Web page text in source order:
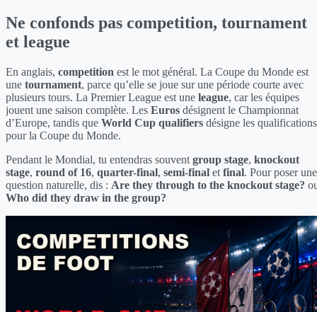
Ne confonds pas competition, tournament
et league
En anglais, competition est le mot général. La Coupe du Monde est
une tournament, parce qu’elle se joue sur une période courte avec
plusieurs tours. La Premier League est une league, car les équipes
jouent une saison complète. Les Euros désignent le Championnat
d’Europe, tandis que World Cup qualifiers désigne les qualifications
pour la Coupe du Monde.
Pendant le Mondial, tu entendras souvent group stage, knockout
stage, round of 16, quarter-final, semi-final et final. Pour poser une
question naturelle, dis : Are they through to the knockout stage?
Who did they draw in the group?